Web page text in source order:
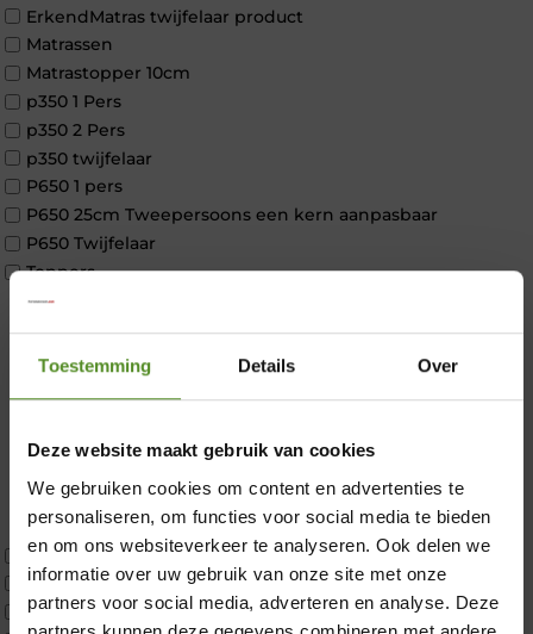
Toestemming Details Over
Deze website maakt gebruik van cookies
We gebruiken cookies om content en advertenties te
personaliseren, om functies voor social media te bieden
en om ons websiteverkeer te analyseren. Ook delen we
informatie over uw gebruik van onze site met onze
partners voor social media, adverteren en analyse. Deze
ErkendMatras twijfelaar product
Matrassen
Matrastopper 10cm
p350 1 Pers
p350 2 Pers
p350 twijfelaar
P650 1 pers
P650 25cm Tweepersoons een kern aanpasbaar
P650 Twijfelaar
Toppers
Maatvoering
1 persoon
2 personen
Materiaal
Latex
Traagschuim
Tweepersoons 1 kern
Tweepersoons 1 kern product
Tweepersoons 2 kernen
×